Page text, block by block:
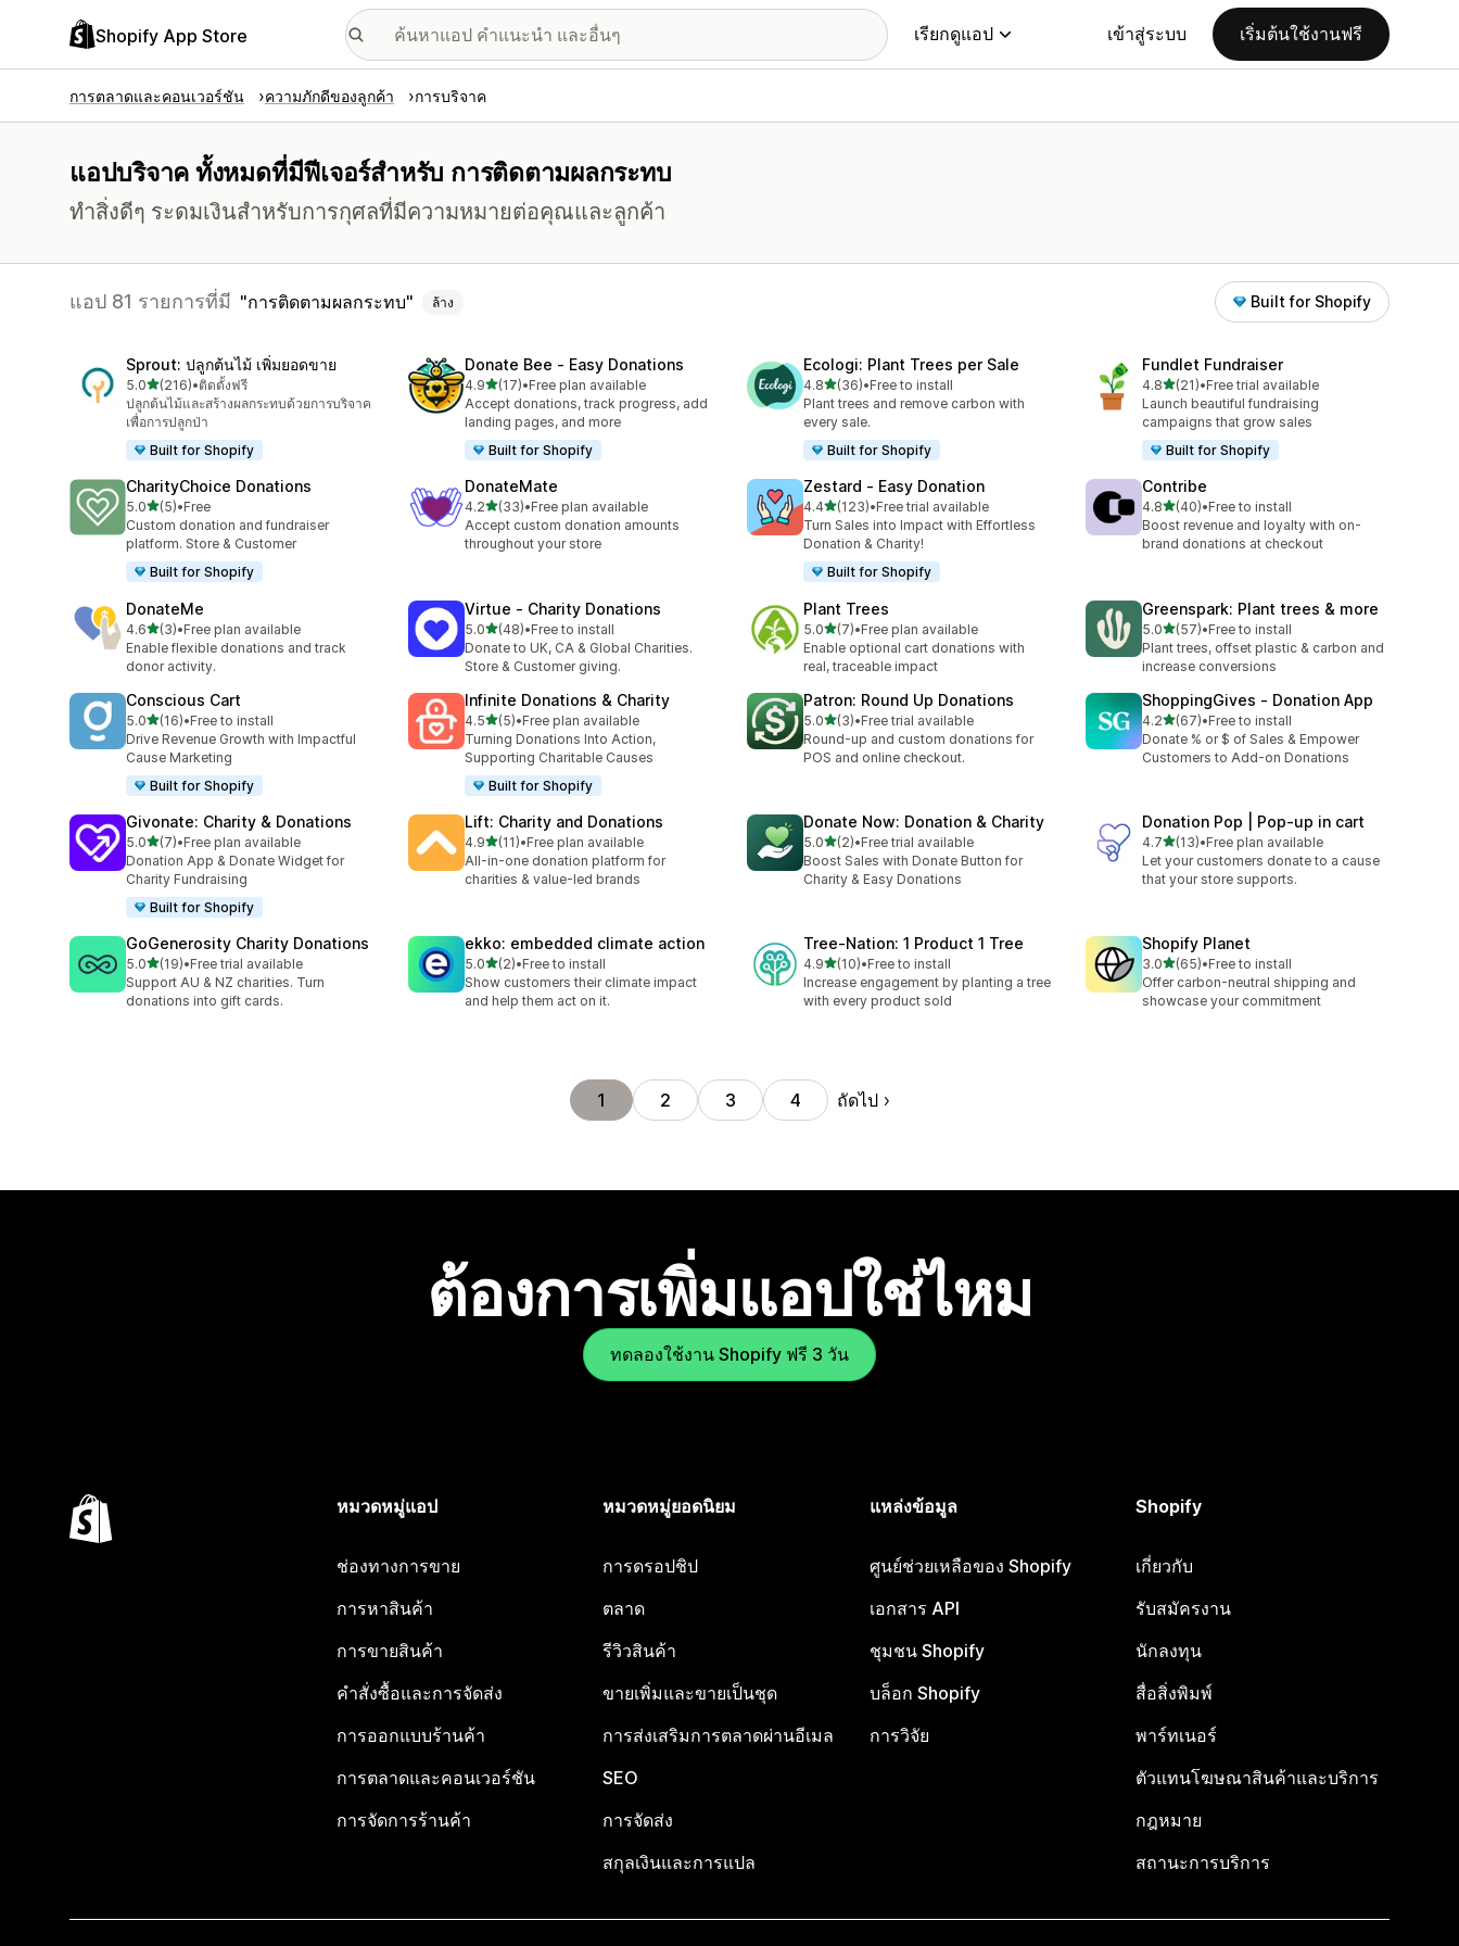
Shopify App Store เรียกดูแอป เข้าสู่ระบบ เริ่มต้นใช้งานฟรี
การตลาดและคอนเวอร์ชัน ความภักดีของลูกค้า การบริจาค
แอปบริจาค ทั้งหมดที่มีฟีเจอร์สำหรับ การติดตามผลกระทบ
ทำสิ่งดีๆ ระดมเงินสำหรับการกุศลที่มีความหมายต่อคุณและลูกค้า
แอป 81 รายการที่มี การติดตามผลกระทบ ล้าง Built for Shopify
Sprout: ปลูกต้นไม้ เพิ่มยอดขาย
5.0เต็ม 5 ดาว
(216)
ทั้งหมด 216 รีวิว
•ติดตั้งฟรี
ปลูกต้นไม้และสร้างผลกระทบด้วยการบริจาค
เพื่อการปลูกป่า
Built for Shopify
Donate Bee ‑ Easy Donations
4.9เต็ม 5 ดาว
(17)
ทั้งหมด 17 รีวิว
•Free plan available
Accept donations, track progress, add
landing pages, and more
Built for Shopify
Ecologi: Plant Trees per Sale
4.8เต็ม 5 ดาว
(36)
ทั้งหมด 36 รีวิว
•Free to install
Plant trees and remove carbon with
every sale.
Built for Shopify
Fundlet Fundraiser
4.8เต็ม 5 ดาว
(21)
ทั้งหมด 21 รีวิว
•Free trial available
Launch beautiful fundraising
campaigns that grow sales
Built for Shopify
CharityChoice Donations
5.0เต็ม 5 ดาว
(5)
ทั้งหมด 5 รีวิว
•Free
Custom donation and fundraiser
platform. Store & Customer
Built for Shopify
DonateMate
4.2เต็ม 5 ดาว
(33)
ทั้งหมด 33 รีวิว
•Free plan available
Accept custom donation amounts
throughout your store
Zestard ‑ Easy Donation
4.4เต็ม 5 ดาว
(123)
ทั้งหมด 123 รีวิว
•Free trial available
Turn Sales into Impact with Effortless
Donation & Charity!
Built for Shopify
Contribe
4.8เต็ม 5 ดาว
(40)
ทั้งหมด 40 รีวิว
•Free to install
Boost revenue and loyalty with on-
brand donations at checkout
DonateMe
4.6เต็ม 5 ดาว
(3)
ทั้งหมด 3 รีวิว
•Free plan available
Enable flexible donations and track
donor activity.
Virtue ‑ Charity Donations
5.0เต็ม 5 ดาว
(48)
ทั้งหมด 48 รีวิว
•Free to install
Donate to UK, CA & Global Charities.
Store & Customer giving.
Plant Trees
5.0เต็ม 5 ดาว
(7)
ทั้งหมด 7 รีวิว
•Free plan available
Enable optional cart donations with
real, traceable impact
Greenspark: Plant trees & more
5.0เต็ม 5 ดาว
(57)
ทั้งหมด 57 รีวิว
•Free to install
Plant trees, offset plastic & carbon and
increase conversions
Conscious Cart
5.0เต็ม 5 ดาว
(16)
ทั้งหมด 16 รีวิว
•Free to install
Drive Revenue Growth with Impactful
Cause Marketing
Built for Shopify
Infinite Donations & Charity
4.5เต็ม 5 ดาว
(5)
ทั้งหมด 5 รีวิว
•Free plan available
Turning Donations Into Action,
Supporting Charitable Causes
Built for Shopify
Patron: Round Up Donations
5.0เต็ม 5 ดาว
(3)
ทั้งหมด 3 รีวิว
•Free trial available
Round-up and custom donations for
POS and online checkout.
ShoppingGives ‑ Donation App
4.2เต็ม 5 ดาว
(67)
ทั้งหมด 67 รีวิว
•Free to install
Donate % or $ of Sales & Empower
Customers to Add-on Donations
Givonate: Charity & Donations
5.0เต็ม 5 ดาว
(7)
ทั้งหมด 7 รีวิว
•Free plan available
Donation App & Donate Widget for
Charity Fundraising
Built for Shopify
Lift: Charity and Donations
4.9เต็ม 5 ดาว
(11)
ทั้งหมด 11 รีวิว
•Free plan available
All-in-one donation platform for
charities & value-led brands
Donate Now: Donation & Charity
5.0เต็ม 5 ดาว
(2)
ทั้งหมด 2 รีวิว
•Free trial available
Boost Sales with Donate Button for
Charity & Easy Donations
Donation Pop | Pop‑up in cart
4.7เต็ม 5 ดาว
(13)
ทั้งหมด 13 รีวิว
•Free plan available
Let your customers donate to a cause
that your store supports.
GoGenerosity Charity Donations
5.0เต็ม 5 ดาว
(19)
ทั้งหมด 19 รีวิว
•Free trial available
Support AU & NZ charities. Turn
donations into gift cards.
ekko: embedded climate action
5.0เต็ม 5 ดาว
(2)
ทั้งหมด 2 รีวิว
•Free to install
Show customers their climate impact
and help them act on it.
Tree‑Nation: 1 Product 1 Tree
4.9เต็ม 5 ดาว
(10)
ทั้งหมด 10 รีวิว
•Free to install
Increase engagement by planting a tree
with every product sold
Shopify Planet
3.0เต็ม 5 ดาว
(65)
ทั้งหมด 65 รีวิว
•Free to install
Offer carbon-neutral shipping and
showcase your commitment
1 2 3 4 ถัดไป
ต้องการเพิ่มแอปใช่ไหม
ทดลองใช้งาน Shopify ฟรี 3 วัน
หมวดหมู่แอป
ช่องทางการขาย
การหาสินค้า
การขายสินค้า
คำสั่งซื้อและการจัดส่ง
การออกแบบร้านค้า
การตลาดและคอนเวอร์ชัน
การจัดการร้านค้า
หมวดหมู่ยอดนิยม
การดรอปชิป
ตลาด
รีวิวสินค้า
ขายเพิ่มและขายเป็นชุด
การส่งเสริมการตลาดผ่านอีเมล
SEO
การจัดส่ง
สกุลเงินและการแปล
แหล่งข้อมูล
ศูนย์ช่วยเหลือของ Shopify
เอกสาร API
ชุมชน Shopify
บล็อก Shopify
การวิจัย
Shopify
เกี่ยวกับ
รับสมัครงาน
นักลงทุน
สื่อสิ่งพิมพ์
พาร์ทเนอร์
ตัวแทนโฆษณาสินค้าและบริการ
กฎหมาย
สถานะการบริการ